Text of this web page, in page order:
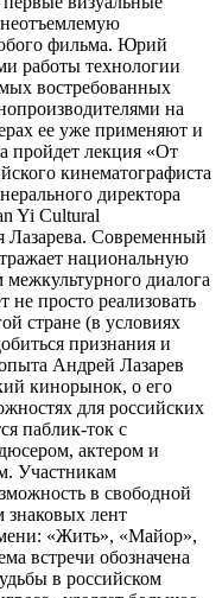
фильма. Юрий
работы технологии
востребованных
на
ее уже применяют и
пройдет лекция «От
кинематографиста
директора
Yi Cultural
Лазарева. Современный
национальную
диалога
не просто реализовать
стране (в условиях
признания и
Андрей Лазарев
кинорынок, о его
для российских
паблик-ток с
актером и
Участникам
в свободной
знаковых лент
«Жить», «Майор»,
встречи обозначена
в российском